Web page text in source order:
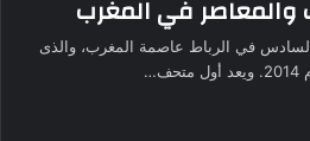
والمعاصر في المغرب
في الرباط عاصمة المغرب، والذى